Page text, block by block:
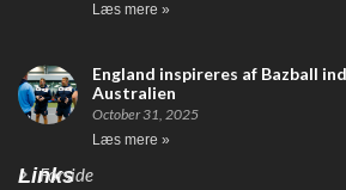
Læs mere »
England inspireres af Bazball
Australien
October 31, 2025
Læs mere »
Links
Forside